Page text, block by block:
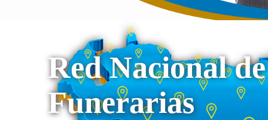
Red Nacional de
Funerarias